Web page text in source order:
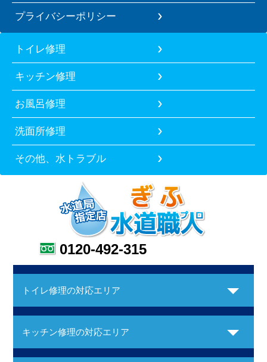
プライバシーポリシー
トイレ修理
キッチン修理
お風呂修理
洗面所修理
その他、水トラブル
0120-492-315
トイレ修理の対応エリア
キッチン修理の対応エリア